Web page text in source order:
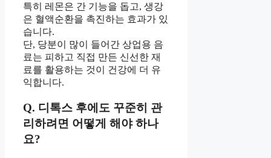
특히 레몬은 간 기능을 돕고, 생강
은 혈액순환을 촉진하는 효과가 있
습니다.
단, 당분이 많이 들어간 상업용 음
료는 피하고 직접 만든 신선한 재
료를 활용하는 것이 건강에 더 유
익합니다.
Q. 디톡스 후에도 꾸준히 관
리하려면 어떻게 해야 하나
요?